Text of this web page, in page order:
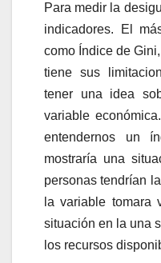
Para medir la
indicadores. El
como Índice de
tiene sus
tener una idea
variable
entendernos un
mostraría una
personas tendrían
la variable tomara
situación en la una
los recursos